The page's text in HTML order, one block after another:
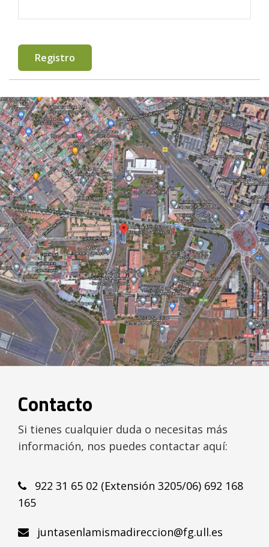
Contacto
Si tienes cualquier duda o necesitas más
información, nos puedes contactar aquí:
922 31 65 02 (Extensión 3205/06) 692 168
165
juntasenlamismadireccion@fg.ull.es